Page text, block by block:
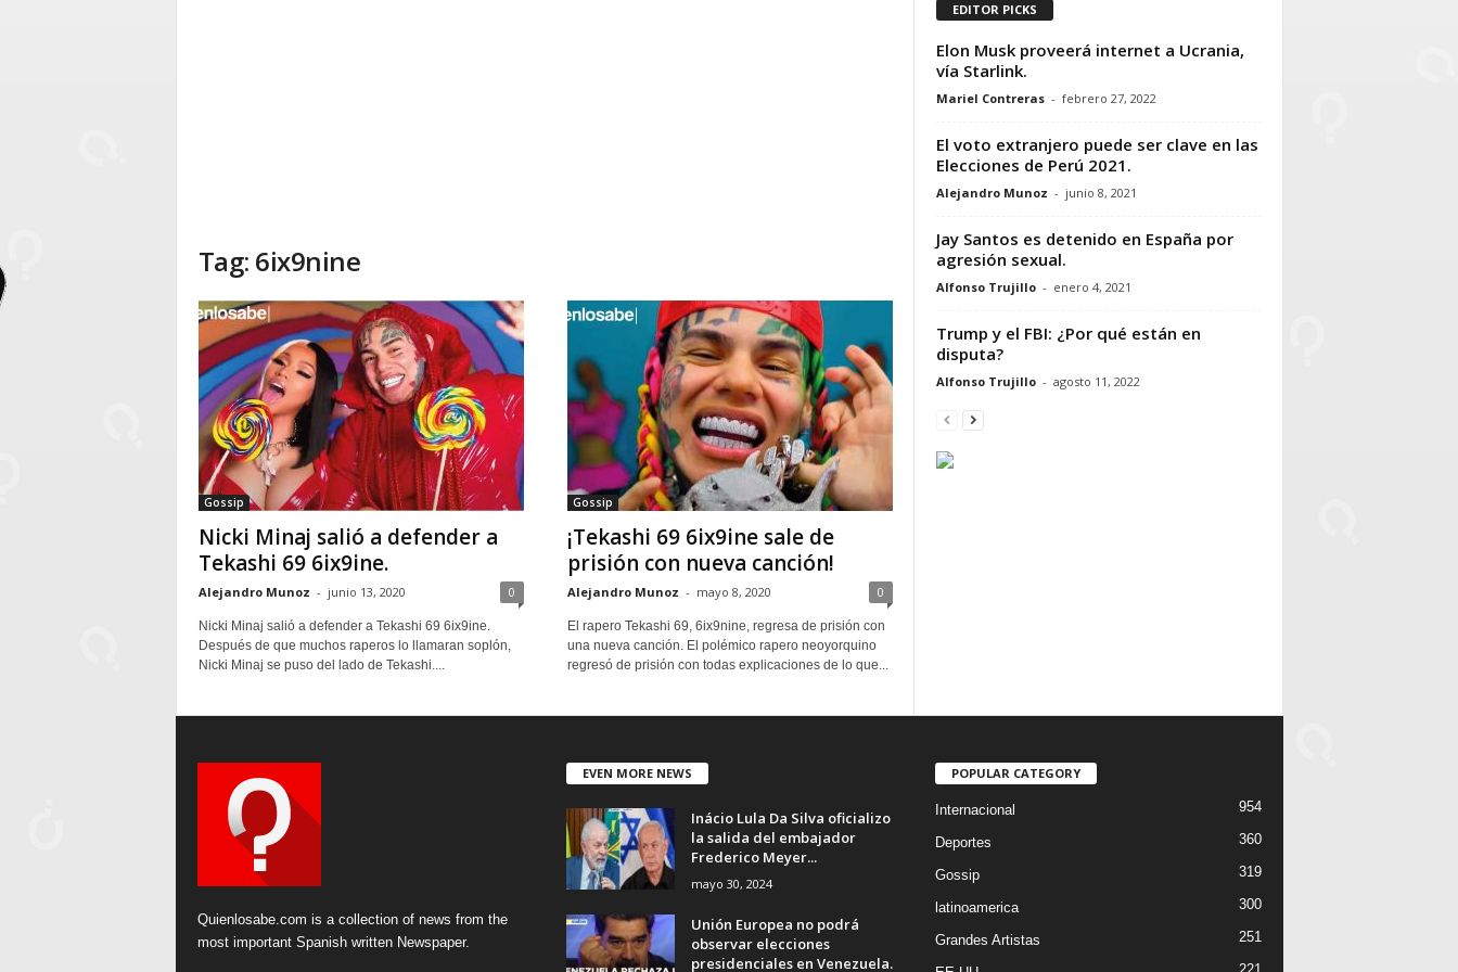
Tag: 6ix9nine
Gossip
Nicki Minaj salió a defender a
Tekashi 69 6ix9ine.
Alejandro Munoz - junio 13, 2020 0
Nicki Minaj salió a defender a Tekashi 69 6ix9ine.
Después de que muchos raperos lo llamaran soplón,
Nicki Minaj se puso del lado de Tekashi....
Gossip
¡Tekashi 69 6ix9ine sale de
prisión con nueva canción!
Alejandro Munoz - mayo 8, 2020 0
El rapero Tekashi 69, 6ix9nine, regresa de prisión con
una nueva canción. El polémico rapero neoyorquino
regresó de prisión con todas explicaciones de lo que...
EDITOR PICKS
Elon Musk proveerá internet a Ucrania,
vía Starlink.
Mariel Contreras - febrero 27, 2022
El voto extranjero puede ser clave en las
Elecciones de Perú 2021.
Alejandro Munoz - junio 8, 2021
Jay Santos es detenido en España por
agresión sexual.
Alfonso Trujillo - enero 4, 2021
Trump y el FBI: ¿Por qué están en
disputa?
Alfonso Trujillo - agosto 11, 2022
Quienlosabe.com is a collection of news from the
most important Spanish written Newspaper.
EVEN MORE NEWS
Inácio Lula Da Silva oficializo
la salida del embajador
Frederico Meyer...
mayo 30, 2024
Unión Europea no podrá
observar elecciones
presidenciales en Venezuela.
POPULAR CATEGORY
Internacional 954
Deportes 360
Gossip 319
latinoamerica 300
Grandes Artistas 251